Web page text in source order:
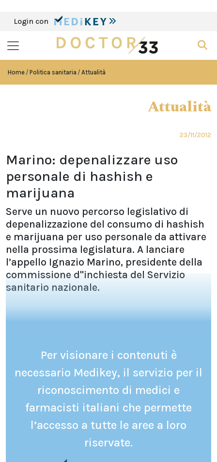
Login con
Home Politica sanitaria Attualità
Attualità
23/11/2012
Marino: depenalizzare uso
personale di hashish e
marijuana
Serve un nuovo percorso legislativo di
depenalizzazione del consumo di hashish
e marijuana per uso personale da attivare
nella prossima legislatura. A lanciare
l’appello Ignazio Marino, presidente della
commissione d''inchiesta del Servizio
sanitario nazionale.
Per visionare i contenuti è
necessario Medikey, il servizio per il
riconoscimento di medici e
farmacisti italiani che permette
l’accesso a tutte le aree a loro
riservate.